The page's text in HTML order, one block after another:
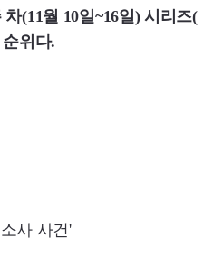
(11월 10일~16일) 시리즈(
위다.
사 사건'